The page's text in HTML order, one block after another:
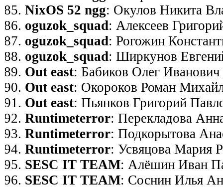
NixOS 52 ngg: Окулов Никита
oguzok_squad: Алексеев
oguzok_squad: Рогожин
oguzok_squad: Ширкунов
Out east: Бабиков Олег Иванович
Out east: Окороков Роман
Out east: Пьянков Григорий
Runtimeterror: Перекладова
Runtimeterror: Подкорытова
Runtimeterror: Усвяцова Мария
SESC IT TEAM: Алёшин Иван
SESC IT TEAM: Соснин Илья